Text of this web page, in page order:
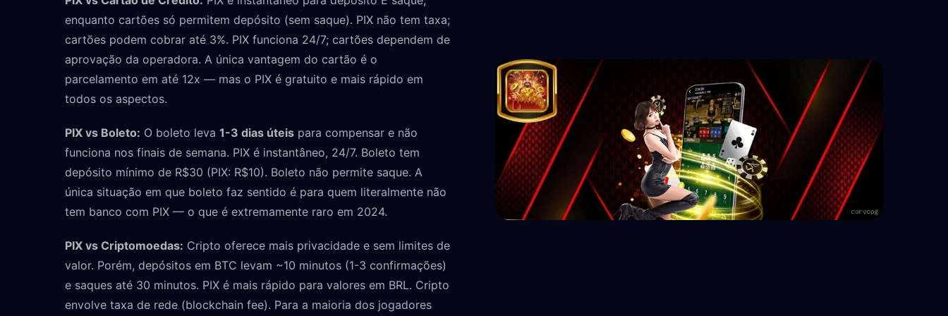
enquanto cartões só permitem depósito (sem saque). PIX não tem taxa;
cartões podem cobrar até 3%. PIX funciona 24/7; cartões dependem de
aprovação da operadora. A única vantagem do cartão é o
parcelamento em até 12x — mas o PIX é gratuito e mais rápido em
todos os aspectos.
PIX vs Boleto: O boleto leva 1-3 dias úteis para compensar e não
funciona nos finais de semana. PIX é instantâneo, 24/7. Boleto tem
depósito mínimo de R$30 (PIX: R$10). Boleto não permite saque. A
única situação em que boleto faz sentido é para quem literalmente não
tem banco com PIX — o que é extremamente raro em 2024.
PIX vs Criptomoedas: Cripto oferece mais privacidade e sem limites de
valor. Porém, depósitos em BTC levam ~10 minutos (1-3 confirmações)
e saques até 30 minutos. PIX é mais rápido para valores em BRL. Cripto
envolve taxa de rede (blockchain fee). Para a maioria dos jogadores